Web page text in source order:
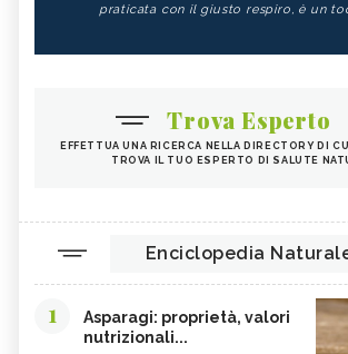
praticata con il giusto respiro, è un
Trova Esperto
EFFETTUA UNA RICERCA NELLA DIRECTORY DI
TROVA IL TUO ESPERTO DI SALUTE
Enciclopedia
1
Asparagi: proprietà, valori
nutrizionali...